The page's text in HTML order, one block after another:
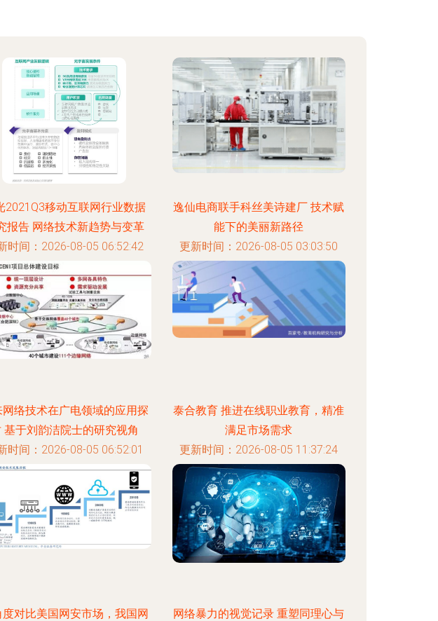
2021Q3移动互联网行业数据
报告 网络技术新趋势与变革
时间：2026-08-05 06:52:42
逸仙电商联手科丝美诗建厂 技术赋
能下的美丽新路径
更新时间：2026-08-05 03:03:50
网络技术在广电领域的应用探
基于刘韵洁院士的研究视角
时间：2026-08-05 06:52:01
泰合教育 推进在线职业教育，精准
满足市场需求
更新时间：2026-08-05 11:37:24
度对比美国网安市场，我国网
网络暴力的视觉记录 重塑同理心与